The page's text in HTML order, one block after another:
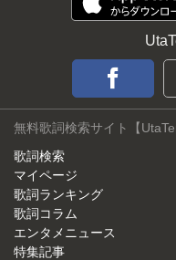
無料歌詞検索サイト【
歌詞検索
マイページ
歌詞ランキング
歌詞コラム
エンタメニュース
特集記事